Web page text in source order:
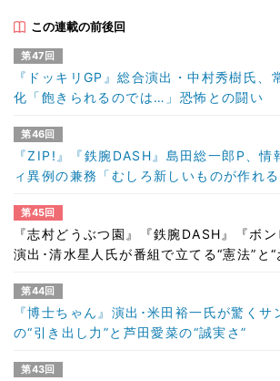
この連載の前後回
第47回
『ドッキリGP』総合演出・中村秀樹氏、
化「飽きられるのでは…」恐怖との闘い
第46回
『ZIP!』『鉄腕DASH』島田総一郎P、情
ィ異例の兼務「むしろ新しいものが作れる
第45回
『志村どうぶつ園』『鉄腕DASH』『ボ
演出･清水星人氏が番組で立てる“憲法”と
第44回
『博士ちゃん』演出･米田裕一氏が驚くサ
の“引き出し力”と芦田愛菜の“誠実さ”
第43回